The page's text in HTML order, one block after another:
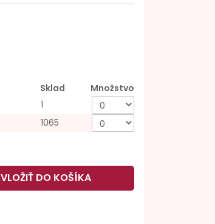
Sklad
Množstvo
1
1065
VLOŽIŤ DO KOŠÍKA